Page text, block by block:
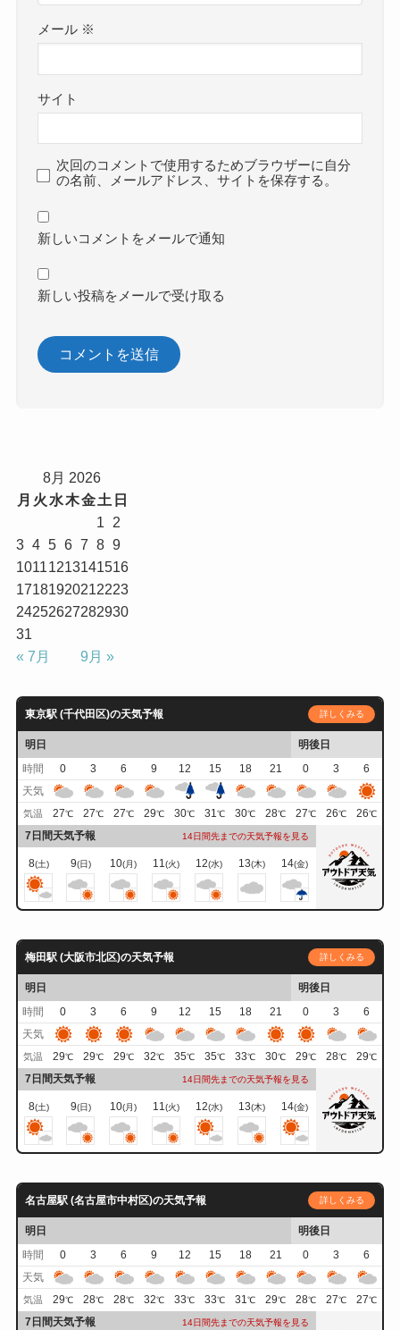
メール ※
サイト
次回のコメントで使用するためブラウザーに自分
の名前、メールアドレス、サイトを保存する。
新しいコメントをメールで通知
新しい投稿をメールで受け取る
8月 2026
月 火 水 木金土 日
1
2
3 4 5 6 7 8 9
1011 1213141516
1718192021 2223
24252627282930
31
« 7月
9月 »
東京駅 (千代田区)の天気予報 詳しくみる
明日
明後日
時間
0 3 6 9 12 15 18 21 0 3
6
天気
気温 27℃ 27℃ 27℃ 29℃ 30℃ 31℃ 30℃ 28℃ 27℃ 26℃ 26℃
7日間天気予報 14日間先までの天気予報を見る
8(土) 9(日) 10(月) 11 (火) 12(水) 13(木) 14(金)
梅田駅 (大阪市北区)の天気予報 詳しくみる
明日
明後日
時間
0 3 6 9 12 15 18 21 0 3
6
天気
気温 29℃ 29℃ 29℃ 32℃ 35℃ 35℃ 33℃ 30℃ 29℃ 28℃ 29℃
7日間天気予報 14日間先までの天気予報を見る
8(土) 9(日) 10(月) 11(火) 12(水) 13(木) 14(金)
名古屋駅 (名古屋市中村区)の天気予報 詳しくみる
明日
明後日
時間
0 3 6 9 12 15 18 21 0 3
6
天気
気温 29℃ 28℃ 28℃ 32℃ 33℃ 33℃ 31℃ 29℃ 28℃ 27℃ 27℃
7日間天気予報 14日間先までの天気予報を見る